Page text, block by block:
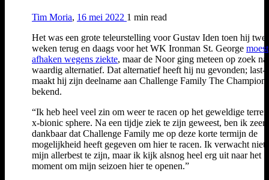
Tim Moria, 16 mei 2022 1 min read
Het was een grote teleurstelling voor Gustav Iden toen hij
weken terug en daags voor het WK Ironman St. George moest
afhaken wegens ziekte, maar de Noor ging meteen op zoek
waardig alternatief. Dat alternatief heeft hij nu gevonden; last-
maakt hij zijn deelname aan Challenge Family The
bekend.
“Ik heb heel veel zin om weer te racen op het geweldige
x-bionic sphere. Na een tijdje ziek te zijn geweest, ben ik zeer
dankbaar dat Challenge Family me op deze korte termijn de
mogelijkheid heeft gegeven om hier te racen. Ik verwacht niet
mijn allerbest te zijn, maar ik kijk alsnog heel erg uit naar het
moment om mijn seizoen hier te openen.”